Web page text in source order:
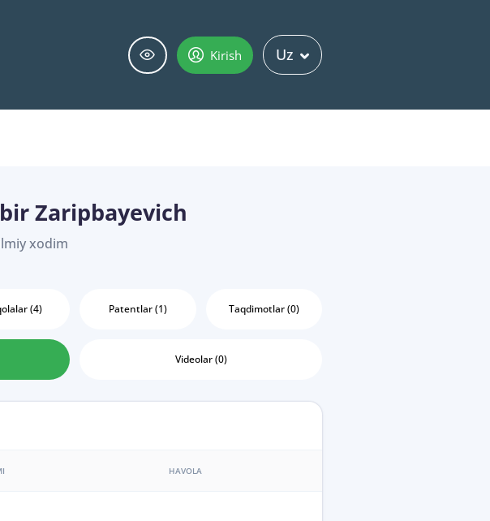
Kirish Uz
Zaripbayevich
xodim
(4) Patentlar (1) Taqdimotlar (0)
Videolar (0)
HAVOLA